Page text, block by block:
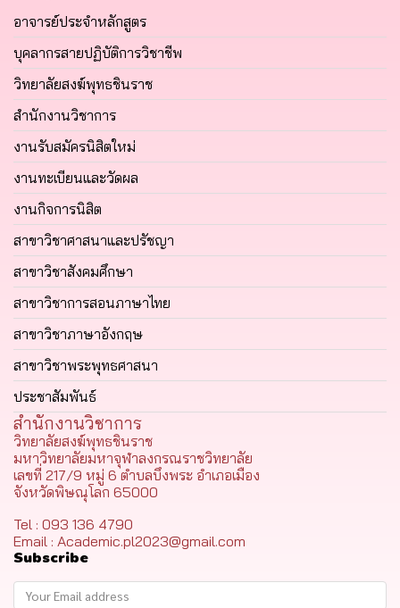
อาจารย์ประจำหลักสูตร
บุคลากรสายปฏิบัติการวิชาชีพ
วิทยาลัยสงฆ์พุทธชินราช
สำนักงานวิชาการ
งานรับสมัครนิสิตใหม่
งานทะเบียนและวัดผล
งานกิจการนิสิต
สาขาวิชาศาสนาและปรัชญา
สาขาวิชาสังคมศึกษา
สาขาวิชาการสอนภาษาไทย
สาขาวิชาภาษาอังกฤษ
สาขาวิชาพระพุทธศาสนา
ประชาสัมพันธ์
สำนักงานวิชาการ
วิทยาลัยสงฆ์พุทธชินราช
มหาวิทยาลัยมหาจุฬาลงกรณราชวิทยาลัย
เลขที่ 217/9 หมู่ 6 ตำบลบึงพระ อำเภอเมือง
จังหวัดพิษณุโลก 65000
Tel : 093 136 4790
Email : Academic.pl2023@gmail.com
Subscribe